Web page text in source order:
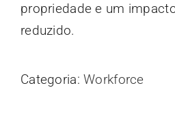
propriedade e um
reduzido.
Categoria:Workforce